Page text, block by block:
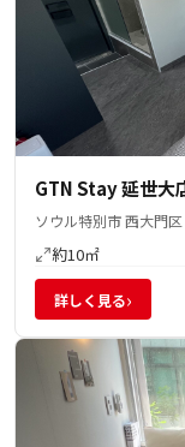
GTN Stay 延世大
ソウル特別市 西大門
約10㎡
詳しく見る›